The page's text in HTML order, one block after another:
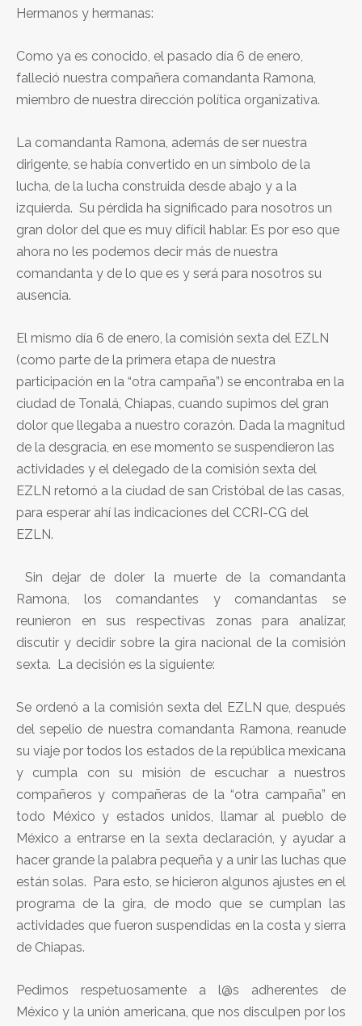
Hermanos y hermanas:
Como ya es conocido, el pasado día 6 de enero,
falleció nuestra compañera comandanta Ramona,
miembro de nuestra dirección política organizativa.
La comandanta Ramona, además de ser nuestra
dirigente, se había convertido en un símbolo de la
lucha, de la lucha construida desde abajo y a la
izquierda. Su pérdida ha significado para nosotros un
gran dolor del que es muy difícil hablar. Es por eso que
ahora no les podemos decir más de nuestra
comandanta y de lo que es y será para nosotros su
ausencia.
El mismo día 6 de enero, la comisión sexta del EZLN
(como parte de la primera etapa de nuestra
participación en la “otra campaña”) se encontraba en la
ciudad de Tonalá, Chiapas, cuando supimos del gran
dolor que llegaba a nuestro corazón. Dada la magnitud
de la desgracia, en ese momento se suspendieron las
actividades y el delegado de la comisión sexta del
EZLN retornó a la ciudad de san Cristóbal de las casas,
para esperar ahí las indicaciones del CCRI-CG del
EZLN.
Sin dejar de doler la muerte de la comandanta
Ramona, los comandantes y comandantas se
reunieron en sus respectivas zonas para analizar,
discutir y decidir sobre la gira nacional de la comisión
sexta. La decisión es la siguiente:
Se ordenó a la comisión sexta del EZLN que, después
del sepelio de nuestra comandanta Ramona, reanude
su viaje por todos los estados de la república mexicana
y cumpla con su misión de escuchar a nuestros
compañeros y compañeras de la “otra campaña” en
todo México y estados unidos, llamar al pueblo de
México a entrarse en la sexta declaración, y ayudar a
hacer grande la palabra pequeña y a unir las luchas que
están solas. Para esto, se hicieron algunos ajustes en el
programa de la gira, de modo que se cumplan las
actividades que fueron suspendidas en la costa y sierra
de Chiapas.
Pedimos respetuosamente a l@s adherentes de
México y la unión americana, que nos disculpen por los